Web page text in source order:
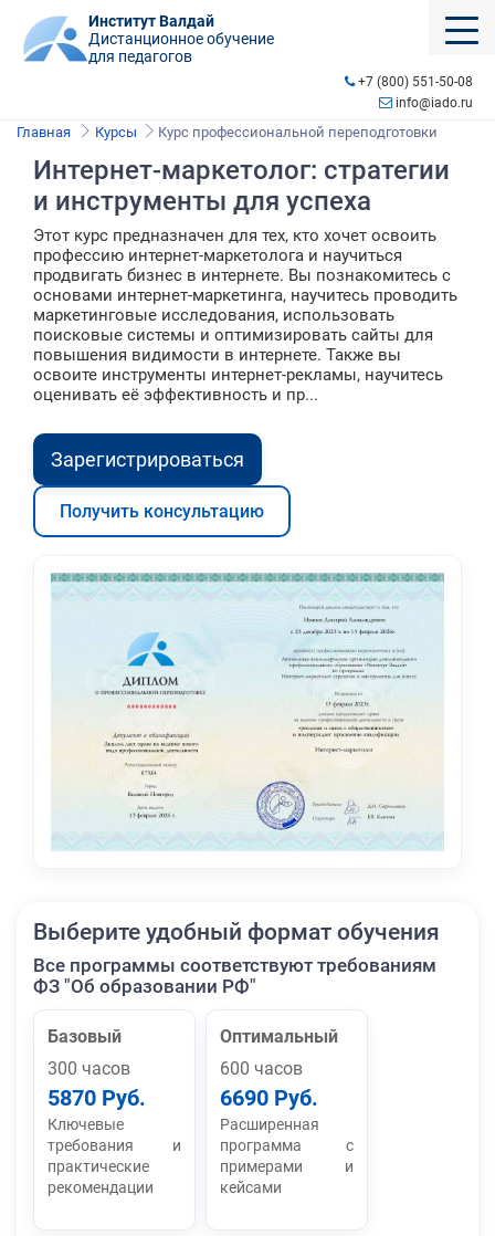
Институт Валдай
Дистанционное обучение
для педагогов
+7 (800) 551-50-08
info@iado.ru
Главная Курсы Курс профессиональной переподготовки
Интернет-маркетолог: стратегии
и инструменты для успеха
Этот курс предназначен для тех, кто хочет освоить
профессию интернет-маркетолога и научиться
продвигать бизнес в интернете. Вы познакомитесь с
основами интернет-маркетинга, научитесь проводить
маркетинговые исследования, использовать
поисковые системы и оптимизировать сайты для
повышения видимости в интернете. Также вы
освоите инструменты интернет-рекламы, научитесь
оценивать её эффективность и пр...
Зарегистрироваться
Получить консультацию
Выберите удобный формат обучения
Все программы соответствуют требованиям
ФЗ "Об образовании РФ"
Базовый
300 часов
5870 Руб.
Ключевые
требования и
практические
рекомендации
Оптимальный
600 часов
6690 Руб.
Расширенная
программа с
примерами и
кейсами